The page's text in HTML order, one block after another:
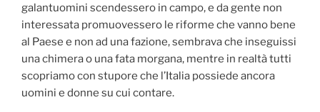
galantuomini scendessero in campo, e da gente non
interessata promuovessero le riforme che vanno bene
al Paese e non ad una fazione, sembrava che inseguissi
una chimera o una fata morgana, mentre in realtà tutti
scopriamo con stupore che l’Italia possiede ancora
uomini e donne su cui contare.